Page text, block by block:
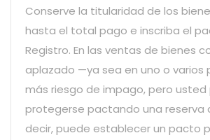
Conserve la titularidad de los
hasta el total pago e inscriba el
Registro. En las ventas de bienes
aplazado —ya sea en uno o varios
más riesgo de impago, pero usted
protegerse pactando una reserva
decir, puede establecer un pacto